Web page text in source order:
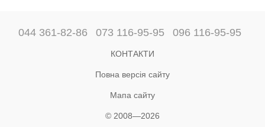
044 361-82-86 073 116-95-95 096 116-95-95
КОНТАКТИ
Повна версія сайту
Мапа сайту
© 2008—2026